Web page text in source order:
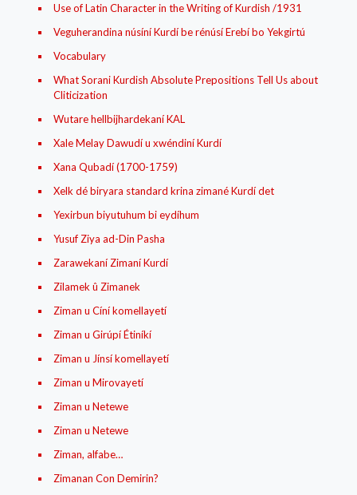
Use of Latin Character in the Writing of Kurdish /1931
Veguherandina núsíní Kurdí be rénúsí Erebí bo Yekgirtú
Vocabulary
What Sorani Kurdish Absolute Prepositions Tell Us about
Cliticization
Wutare hellbijhardekaní KAL
Xale Melay Dawudí u xwéndiní Kurdí
Xana Qubadí (1700-1759)
Xelk dé biryara standard krina zimané Kurdí det
Yexirbun biyutuhum bi eydíhum
Yusuf Ziya ad-Din Pasha
Zarawekaní Zimaní Kurdí
Zilamek û Zimanek
Ziman u Cíní komellayetí
Ziman u Girúpí Étiníkí
Ziman u Jínsí komellayetí
Ziman u Mirovayetí
Ziman u Netewe
Ziman u Netewe
Ziman, alfabe…
Zimanan Con Demirin?